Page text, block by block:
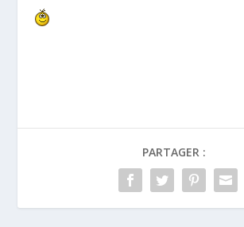
PARTAGER :